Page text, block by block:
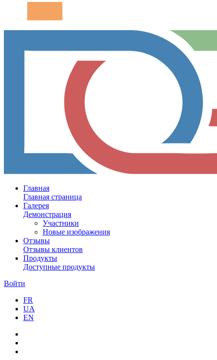
Главная
Главная страница
Галерея
Демонстрация
Участники
Новые изображения
Отзывы
Отзывы клиентов
Продукты
Доступные продукты
Войти
FR
UA
EN